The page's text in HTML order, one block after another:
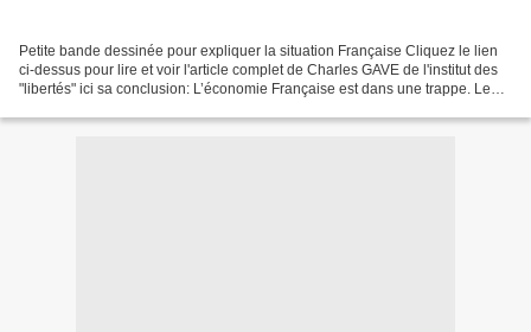
Petite bande dessinée pour expliquer la situation Française Cliquez le lien
ci-dessus pour lire et voir l'article complet de Charles GAVE de l'institut des
"libertés" ici sa conclusion: L’économie Française est dans une trappe. Le